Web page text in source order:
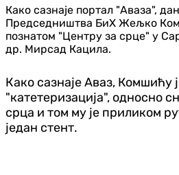
Како сазнаје портал "Аваза",
Председништва БиХ Жељко
познатом "Центру за срце" у
др. Мирсад Кацила.
Како сазнаје Аваз, Комшићу
"катетеризација", односно
срца и том му је приликом
један стент.